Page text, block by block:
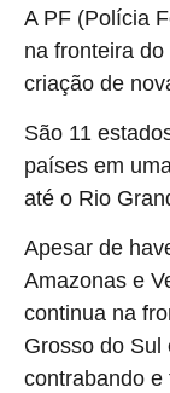
A PF (Polícia
na fronteira
criação de
São 11
países em
até o Rio
Apesar de
Amazonas e
continua na
Grosso do Sul
contrabando e